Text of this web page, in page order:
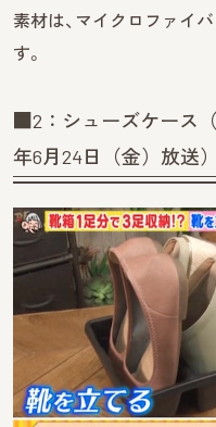
素材は、マイクロファイ
す。
■2：シューズケース
年6月24日（金）放送）